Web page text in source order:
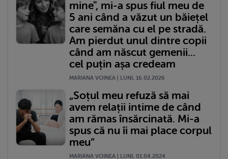
mine", mi-a spus fiul meu de
5 ani când a văzut un băiețel
care semăna cu el pe stradă.
Am pierdut unul dintre copii
când am născut gemenii...
cel puțin așa credeam
MARIANA VOINEA | LUNI, 16.02.2026
„Soțul meu refuză să mai
avem relații intime de când
am rămas însărcinată. Mi-a
spus că nu îi mai place corpul
meu”
MARIANA VOINEA | LUNI, 01.04.2024